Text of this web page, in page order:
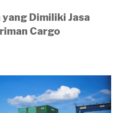
Dimiliki Jasa
Cargo